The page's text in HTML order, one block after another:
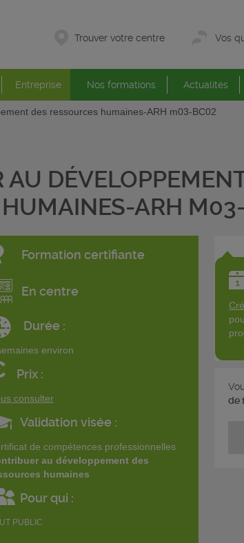
Trouver votre centre Vos
Entreprise Nos formations Actualités
des ressources humaines-ARH m03-BC02
HUMAINES-ARH
Formation certifiante
En centre
Durée :
environ
Prix :
consulter
Validation visée :
de compétences professionnelles
au développement des
humaines
Pour qui :
PUBLIC
de